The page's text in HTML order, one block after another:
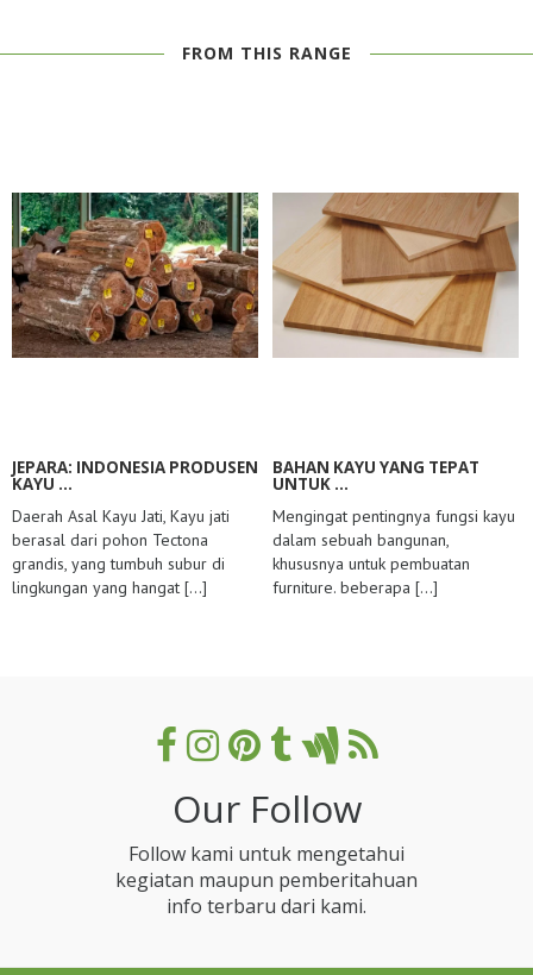
FROM THIS RANGE
JEPARA: INDONESIA PRODUSEN
KAYU ...
Daerah Asal Kayu Jati, Kayu jati
berasal dari pohon Tectona
grandis, yang tumbuh subur di
lingkungan yang hangat [...]
BAHAN KAYU YANG TEPAT
UNTUK ...
Mengingat pentingnya fungsi kayu
dalam sebuah bangunan,
khususnya untuk pembuatan
furniture. beberapa [...]
Our Follow
Follow kami untuk mengetahui
kegiatan maupun pemberitahuan
info terbaru dari kami.